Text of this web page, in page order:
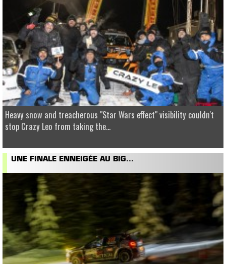
Heavy snow and treacherous "Star Wars effect" visibility couldn't
stop Crazy Leo from taking the...
UNE FINALE ENNEIGÉE AU BIG...